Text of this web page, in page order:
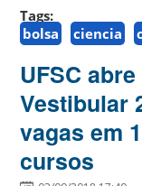
Tags:
bolsa
ciencia
UFSC
Vestibular
vagas em
cursos